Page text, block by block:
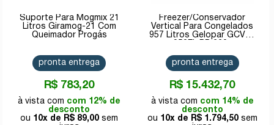
Suporte Para Mogmix 21
Litros Giramog-21 Com
Queimador Progás
R$ 783,20
com 12% de
desconto
10x de
R$ 89,00
pronta entrega
Freezer/Conservador
Vertical Para Congelados
957 Litros Gelopar GCVC-
R$ 15.432,70
com 14% de
desconto
10x de
R$ 1.794,50
pronta entrega